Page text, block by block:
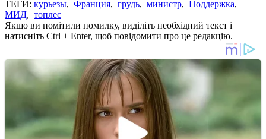
ТЕГИ: курьезы, Франция, грудь, министр, Поддержка,
МИД, топлес
Якщо ви помітили помилку, виділіть необхідний текст і
натисніть Ctrl + Enter, щоб повідомити про це редакцію.